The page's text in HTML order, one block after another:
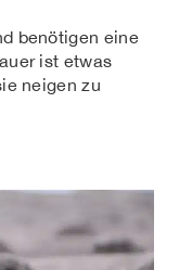
benötigen eine
ist etwas
neigen zu